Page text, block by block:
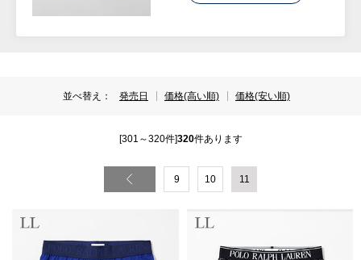
並べ替え： 発売日 価格(高い順) 価格(安い順)
[301～320件]320件あります
9 10 11